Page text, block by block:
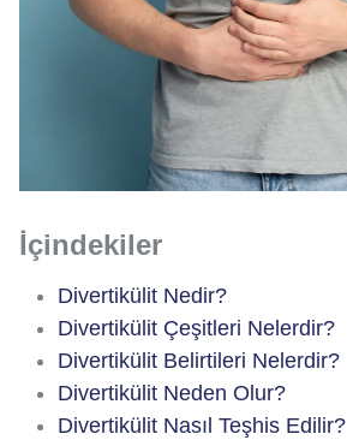
İçindekiler
Divertikülit Nedir?
Divertikülit Çeşitleri Nelerdir?
Divertikülit Belirtileri Nelerdir?
Divertikülit Neden Olur?
Divertikülit Nasıl Teşhis Edilir?